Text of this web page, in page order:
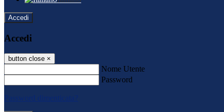
Accedi
Accedi
button close ×
Nome Utente
Password
Password dimenticata?